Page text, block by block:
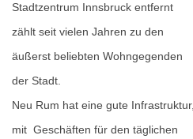
Stadtzentrum Innsbruck entfernt
zählt seit vielen Jahren zu den
äußerst beliebten Wohngegenden
der Stadt.
Neu Rum hat eine gute Infrastruktur,
mit Geschäften für den täglichen